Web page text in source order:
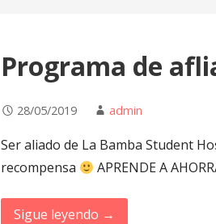
Programa de
28/05/2019 admin
Ser aliado de La Bamba Student
recompensa
APRENDE A
Sigue leyendo →